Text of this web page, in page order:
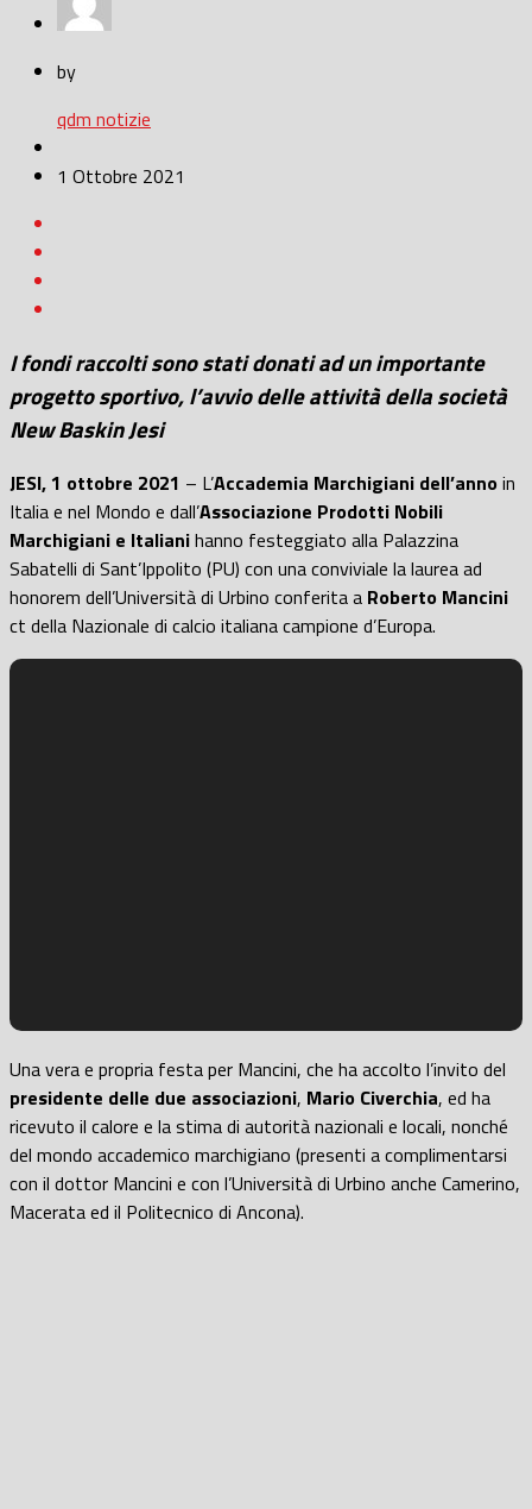
by
qdm notizie
1 Ottobre 2021
I fondi raccolti sono stati donati ad un importante
progetto sportivo, l’avvio delle attività della società
New Baskin Jesi
JESI, 1 ottobre 2021 – L’Accademia Marchigiani dell’annoin
Italia e nel Mondo e dall’Associazione Prodotti Nobili
Marchigiani e Italianihanno festeggiato alla Palazzina
Sabatelli di Sant’Ippolito (PU) con una conviviale la laurea ad
honorem dell’Università di Urbino conferita a Roberto Mancini
ct della Nazionale di calcio italiana campione d’Europa.
Una vera e propria festa per Mancini, che ha accolto l’invito del
presidente delle due associazioni, Mario Civerchia, ed ha
ricevuto il calore e la stima di autorità nazionali e locali, nonché
del mondo accademico marchigiano (presenti a complimentarsi
con il dottor Mancini e con l’Università di Urbino anche Camerino,
Macerata ed il Politecnico di Ancona).